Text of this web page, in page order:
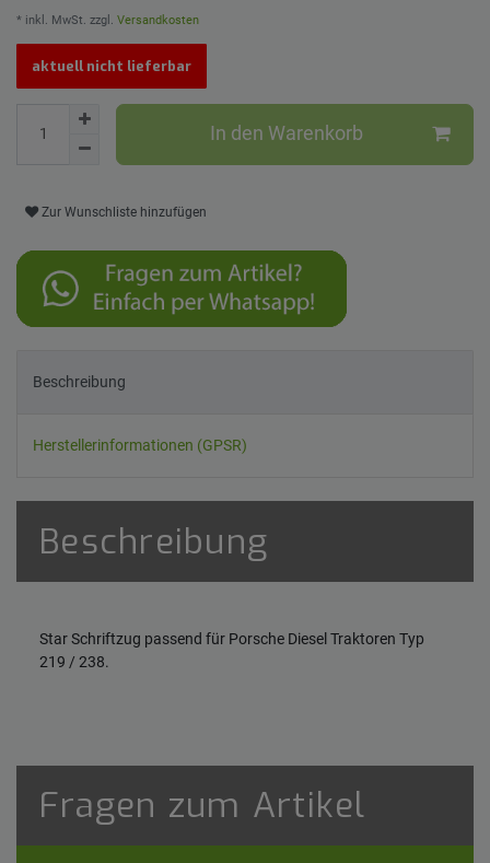
* inkl. MwSt. zzgl. Versandkosten
aktuell nicht lieferbar
In den Warenkorb
Zur Wunschliste hinzufügen
Beschreibung
Herstellerinformationen (GPSR)
Beschreibung
Star Schriftzug passend für Porsche Diesel Traktoren Typ
219 / 238.
Fragen zum Artikel